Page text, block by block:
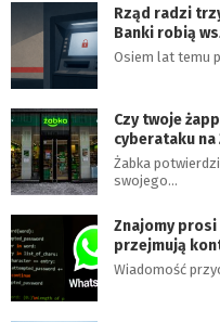
Rząd radzi
Banki robią
Osiem lat temu
Czy twoje
cyberataku na
Żabka
swojego…
Znajomy prosi
przejmują
Wiadomość